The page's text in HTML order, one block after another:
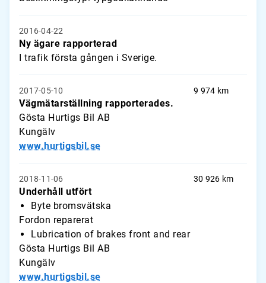
2016-04-22
Ny ägare rapporterad
I trafik första gången i Sverige.
2017-05-10
Vägmätarställning rapporterades.
Gösta Hurtigs Bil AB
Kungälv
www.hurtigsbil.se
9 974 km
2018-11-06
Underhåll utfört
Byte bromsvätska
Fordon reparerat
Lubrication of brakes front and rear
Gösta Hurtigs Bil AB
Kungälv
www.hurtigsbil.se
30 926 km